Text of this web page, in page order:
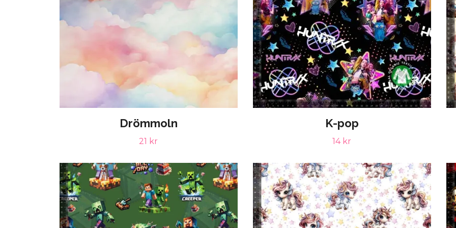
Drömmoln
21 kr
K-pop
14 kr